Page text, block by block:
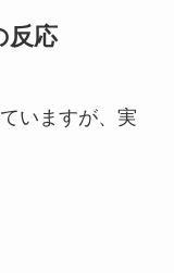
反応
いますが、実